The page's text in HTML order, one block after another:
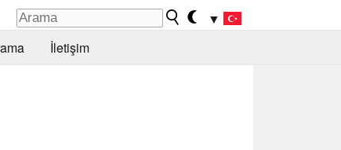
▼
İletişim